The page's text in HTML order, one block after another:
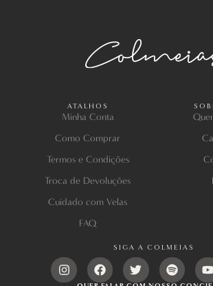
ATALHOS
Minha Conta
Como Comprar
Termos e Condições
Troca de Devoluções
Cuidado com Velas
FAQ
SIGA A COLMEIAS